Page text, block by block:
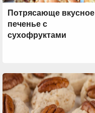
Потрясающе вкусное
печенье с
сухофруктами